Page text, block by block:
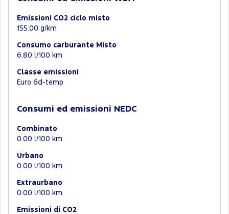
Emissioni CO2 ciclo misto
155.00 g/km
Consumo carburante Misto
6.80 l/100 km
Classe emissioni
Euro 6d-temp
Consumi ed emissioni NEDC
Combinato
0.00 l/100 km
Urbano
0.00 l/100 km
Extraurbano
0.00 l/100 km
Emissioni di CO2